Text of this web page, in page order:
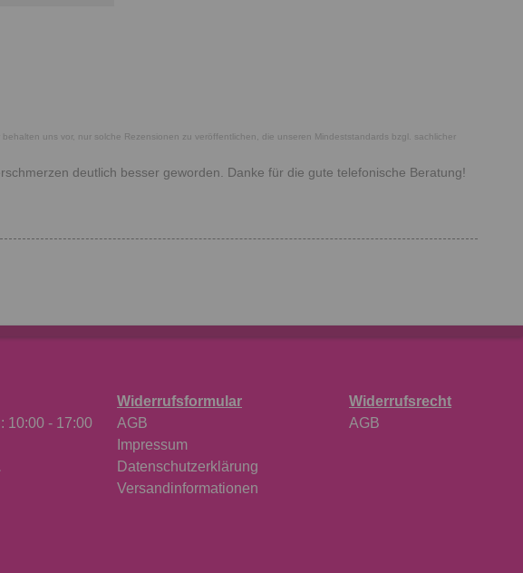
uns vor, nur solche Rezensionen zu veröffentlichen, die unseren Mindeststandards bzgl. sachlicher
deutlich besser geworden. Danke für die gute telefonische Beratung!
10:00 - 17:00
Widerrufsformular
AGB
Impressum
Datenschutzerklärung
Versandinformationen
Widerrufsrecht
AGB